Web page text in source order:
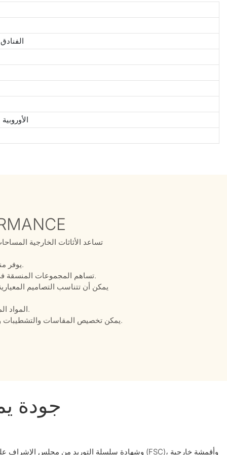
شهادة CE / طلاء مسحوق ألومنيوم تم اختباره من قبل SGS / قماش خارجي تم اختباره وفقًا للوائح REACH الأوروبية
تساعد الأثاثات الخارجية
يوفر مناطق جلوس وتناول طعام واستقبال مريحة للضيوف.
تساهم المجموعات المنسقة في الحصول على مظهر أنظف وأكثر تناسقاً للمشروع.
يمكن أن تتناسب التصاميم
المواد المتينة مناسبة للاستخدام المتكرر في البيئات التجارية.
يمكن تخصيص المقاسات والتشطيبات والأقمشة والتصاميم لتتناسب مع متطلبات المشروع.
جودة